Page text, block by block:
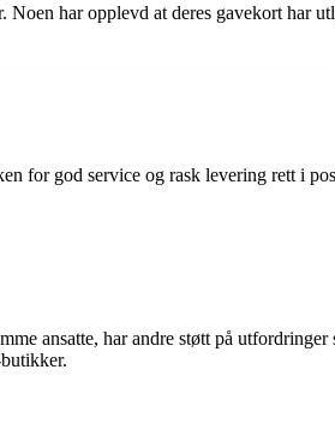
har opplevd at deres gavekort har
for god service og rask levering rett i
ansatte, har andre støtt på utfordringer